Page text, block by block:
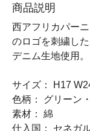
商品説明
西アフリカパー
のロゴを刺繍し
デニム生地使用。
サイズ： H17
色柄： グリーン
素材： 綿
仕入国： セネガ